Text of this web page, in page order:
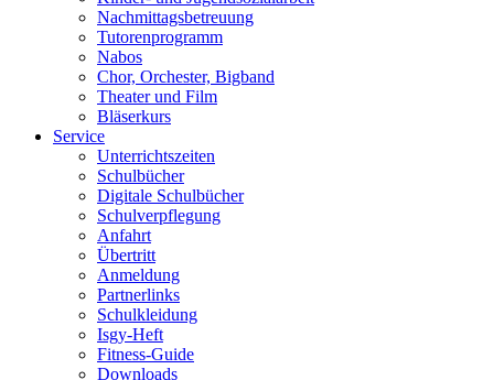
Nachmittagsbetreuung
Tutorenprogramm
Nabos
Chor, Orchester, Bigband
Theater und Film
Bläserkurs
Service
Unterrichtszeiten
Schulbücher
Digitale Schulbücher
Schulverpflegung
Anfahrt
Übertritt
Anmeldung
Partnerlinks
Schulkleidung
Isgy-Heft
Fitness-Guide
Downloads